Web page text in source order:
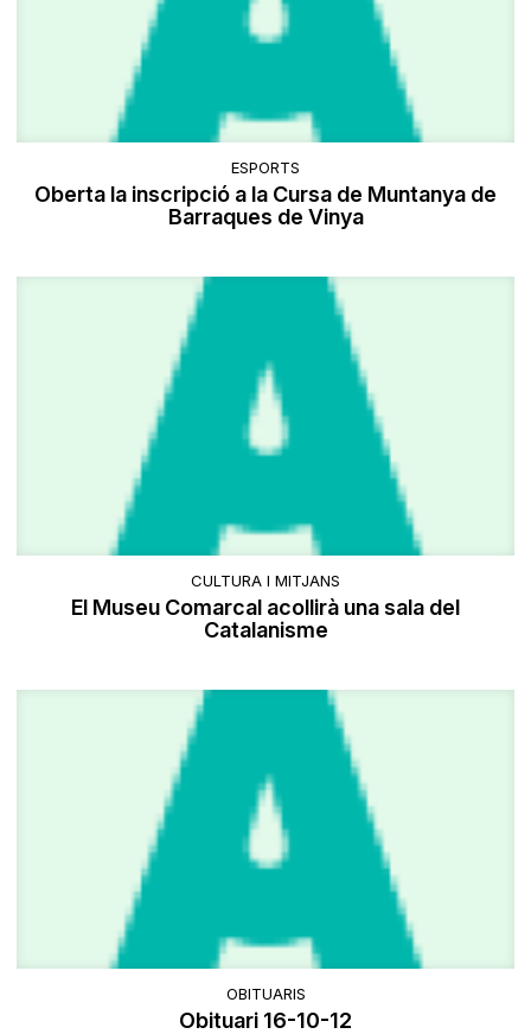
ESPORTS
Oberta la inscripció a la Cursa de Muntanya de
Barraques de Vinya
CULTURA I MITJANS
El Museu Comarcal acollirà una sala del
Catalanisme
OBITUARIS
Obituari 16-10-12